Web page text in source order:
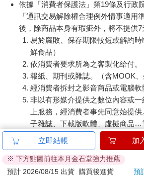
依據「消費者保護法」第19條及行政
「通訊交易解除權合理例外情事適用
後，除商品本身有瑕疵外，將不提供7
易於腐敗、保存期限較短或解約
鮮食品）
依消費者要求所為之客製化給付。
報紙、期刊或雜誌。（含MOOK、
經消費者拆封之影音商品或電腦軟
非以有形媒介提供之數位內容或
上服務，經消費者事先同意始提
子雜誌、下載版軟體、虛擬商品…
已拆封之個人衛生用品。（如：
若非上列種類商品，均享有到貨7天的
日）。
立即結帳 加
※ 下方點圖前往本月金石堂強力推薦
預計 2026/08/15 出貨
購買後進貨 預